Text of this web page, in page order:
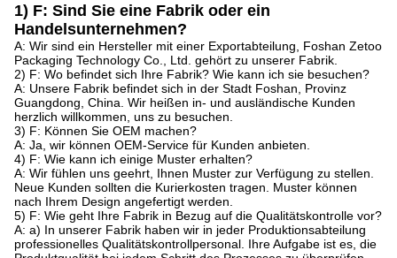
1) F: Sind Sie eine Fabrik oder ein
Handelsunternehmen?
A: Wir sind ein Hersteller mit einer Exportabteilung, Foshan Zetoo
Packaging Technology Co., Ltd. gehört zu unserer Fabrik.
2) F: Wo befindet sich Ihre Fabrik? Wie kann ich sie besuchen?
A: Unsere Fabrik befindet sich in der Stadt Foshan, Provinz
Guangdong, China. Wir heißen in- und ausländische Kunden
herzlich willkommen, uns zu besuchen.
3) F: Können Sie OEM machen?
A: Ja, wir können OEM-Service für Kunden anbieten.
4) F: Wie kann ich einige Muster erhalten?
A: Wir fühlen uns geehrt, Ihnen Muster zur Verfügung zu stellen.
Neue Kunden sollten die Kurierkosten tragen. Muster können
nach Ihrem Design angefertigt werden.
5) F: Wie geht Ihre Fabrik in Bezug auf die Qualitätskontrolle vor?
A: a) In unserer Fabrik haben wir in jeder Produktionsabteilung
professionelles Qualitätskontrollpersonal. Ihre Aufgabe ist es, die